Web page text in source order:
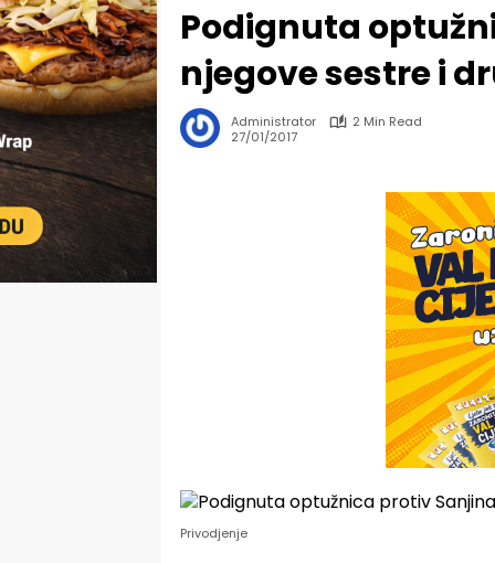
Podignuta
njegove sestre i
Administrator
2 Min Read
27/01/2017
Privodjenje